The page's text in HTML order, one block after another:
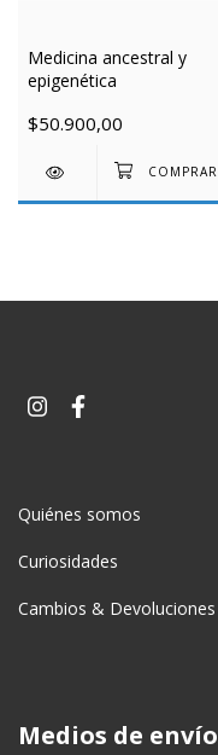
Medicina ancestral y
epigenética
$50.900,00
Quiénes somos
Curiosidades
Cambios & Devoluciones
Medios de envío